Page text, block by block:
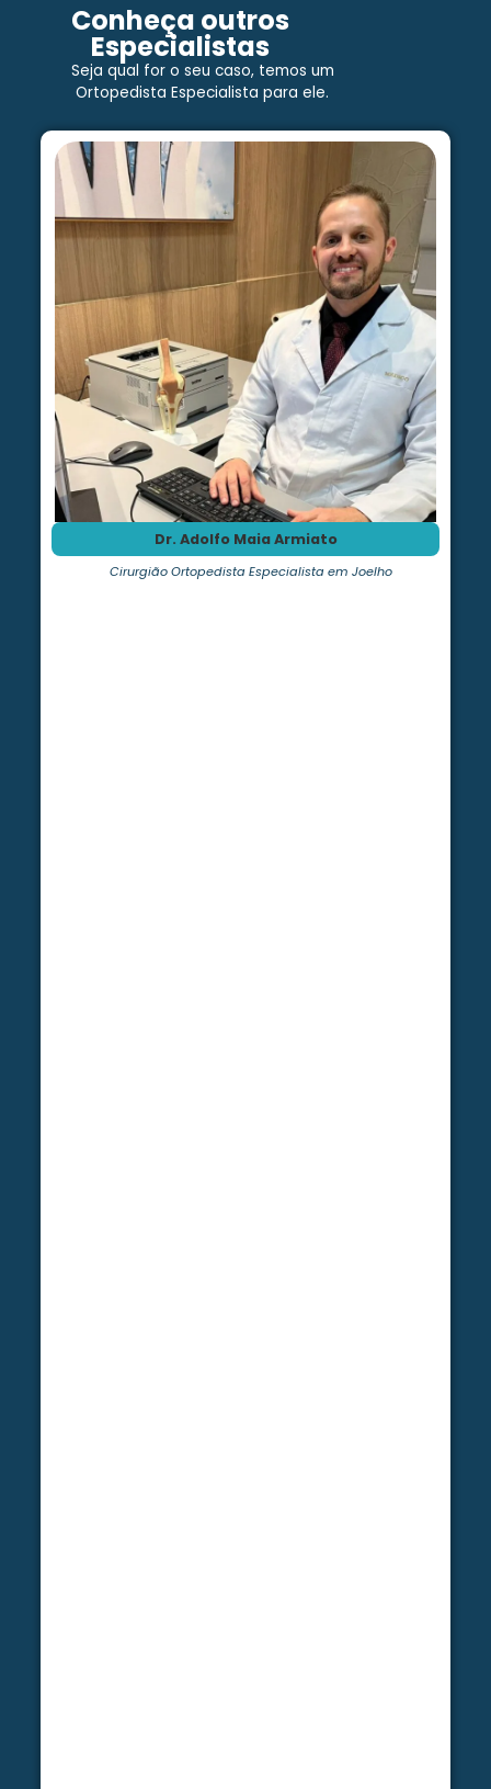
Conheça outros
Especialistas
Seja qual for o seu caso, temos um
Ortopedista Especialista para ele.
Dr. Adolfo Maia Armiato
Cirurgião Ortopedista Especialista em Joelho